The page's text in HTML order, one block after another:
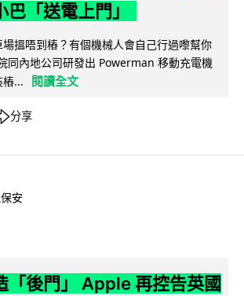
「送電上門」
搵唔到樁？有個機械人會自己行過嚟幫你
同內地公司研發出 Powerman 移動充電機
樁...
閱讀全文
分享
安
「後門」 Apple 再控告英國